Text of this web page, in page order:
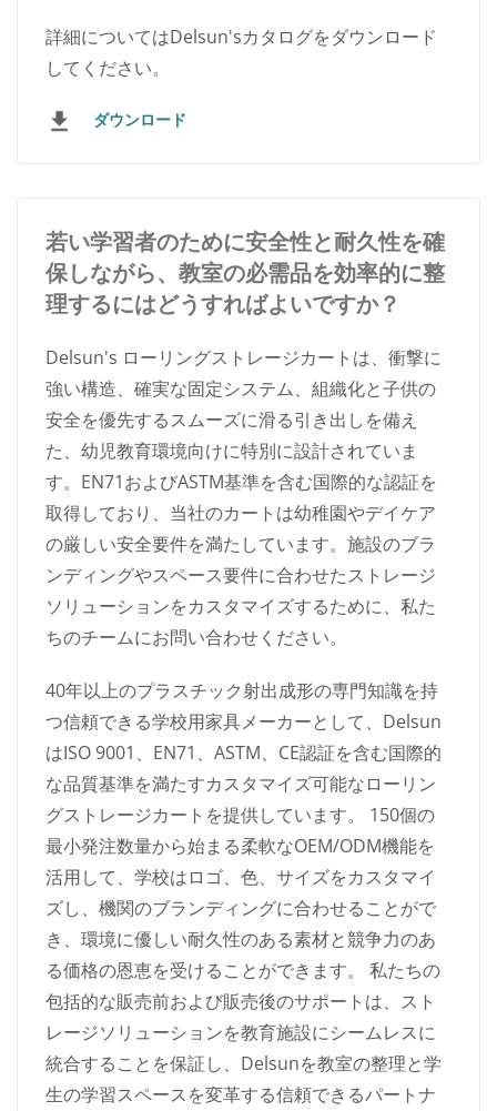
詳細についてはDelsun'sカタログをダウンロード
してください。
ダウンロード
若い学習者のために安全性と耐久性を確
保しながら、教室の必需品を効率的に整
理するにはどうすればよいですか？
Delsun's ローリングストレージカートは、衝撃に
強い構造、確実な固定システム、組織化と子供の
安全を優先するスムーズに滑る引き出しを備え
た、幼児教育環境向けに特別に設計されていま
す。EN71およびASTM基準を含む国際的な認証を
取得しており、当社のカートは幼稚園やデイケア
の厳しい安全要件を満たしています。施設のブラ
ンディングやスペース要件に合わせたストレージ
ソリューションをカスタマイズするために、私た
ちのチームにお問い合わせください。
40年以上のプラスチック射出成形の専門知識を持
つ信頼できる学校用家具メーカーとして、Delsun
はISO 9001、EN71、ASTM、CE認証を含む国際的
な品質基準を満たすカスタマイズ可能なローリン
グストレージカートを提供しています。 150個の
最小発注数量から始まる柔軟なOEM/ODM機能を
活用して、学校はロゴ、色、サイズをカスタマイ
ズし、機関のブランディングに合わせることがで
き、環境に優しい耐久性のある素材と競争力のあ
る価格の恩恵を受けることができます。 私たちの
包括的な販売前および販売後のサポートは、スト
レージソリューションを教育施設にシームレスに
統合することを保証し、Delsunを教室の整理と学
生の学習スペースを変革する信頼できるパートナ